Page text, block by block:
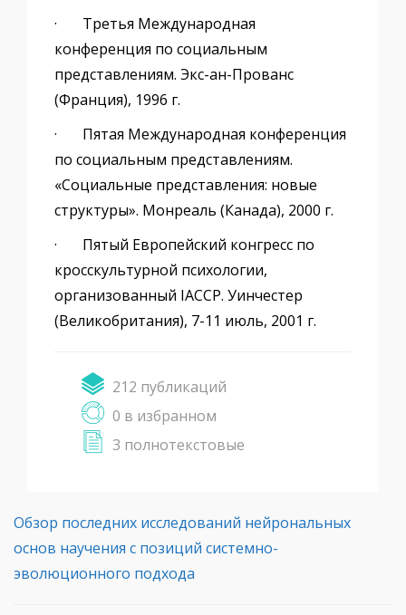
· Третья Международная
конференция по социальным
представлениям. Экс-ан-Прованс
(Франция), 1996 г.
· Пятая Международная конференция
по социальным представлениям.
«Социальные представления: новые
структуры». Монреаль (Канада), 2000 г.
· Пятый Европейский конгресс по
кросскультурной психологии,
организованный IACCP. Уинчестер
(Великобритания), 7-11 июль, 2001 г.
212 публикаций
0 в избранном
3 полнотекстовые
Обзор последних исследований нейрональных
основ научения с позиций системно-
эволюционного подхода